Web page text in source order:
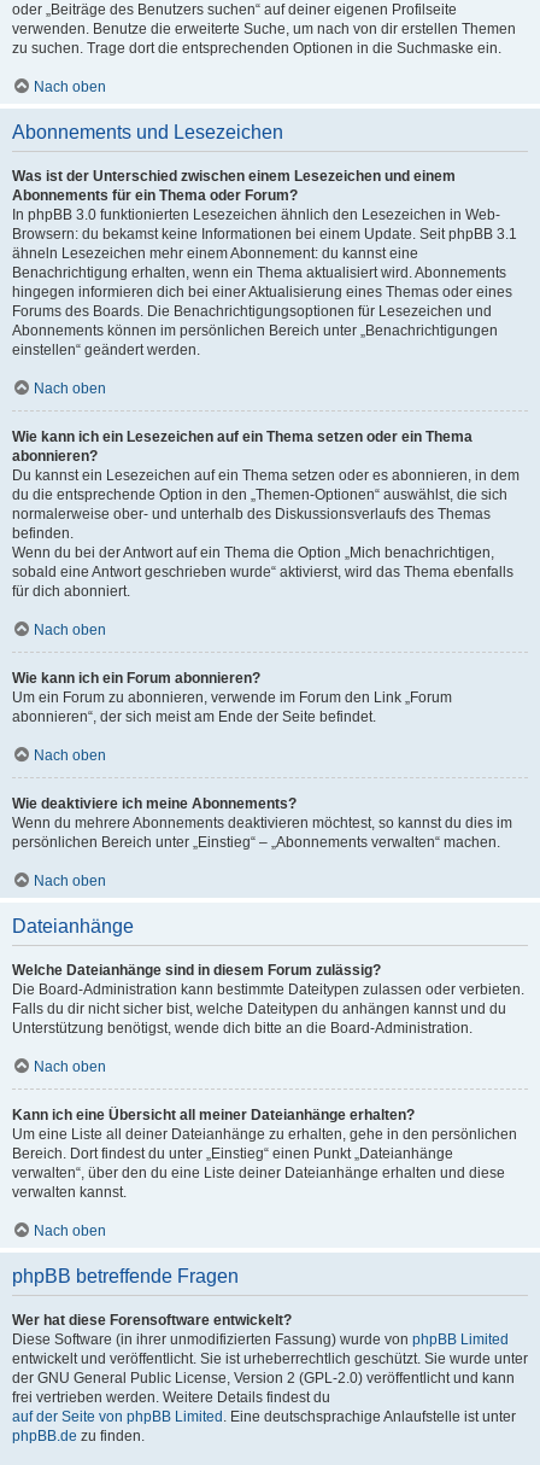
oder „Beiträge des Benutzers suchen“ auf deiner eigenen Profilseite
verwenden. Benutze die erweiterte Suche, um nach von dir erstellen Themen
zu suchen. Trage dort die entsprechenden Optionen in die Suchmaske ein.
Nach oben
Abonnements und Lesezeichen
Was ist der Unterschied zwischen einem Lesezeichen und einem
Abonnements für ein Thema oder Forum?
In phpBB 3.0 funktionierten Lesezeichen ähnlich den Lesezeichen in Web-
Browsern: du bekamst keine Informationen bei einem Update. Seit phpBB 3.1
ähneln Lesezeichen mehr einem Abonnement: du kannst eine
Benachrichtigung erhalten, wenn ein Thema aktualisiert wird. Abonnements
hingegen informieren dich bei einer Aktualisierung eines Themas oder eines
Forums des Boards. Die Benachrichtigungsoptionen für Lesezeichen und
Abonnements können im persönlichen Bereich unter „Benachrichtigungen
einstellen“ geändert werden.
Nach oben
Wie kann ich ein Lesezeichen auf ein Thema setzen oder ein Thema
abonnieren?
Du kannst ein Lesezeichen auf ein Thema setzen oder es abonnieren, in dem
du die entsprechende Option in den „Themen-Optionen“ auswählst, die sich
normalerweise ober- und unterhalb des Diskussionsverlaufs des Themas
befinden.
Wenn du bei der Antwort auf ein Thema die Option „Mich benachrichtigen,
sobald eine Antwort geschrieben wurde“ aktivierst, wird das Thema ebenfalls
für dich abonniert.
Nach oben
Wie kann ich ein Forum abonnieren?
Um ein Forum zu abonnieren, verwende im Forum den Link „Forum
abonnieren“, der sich meist am Ende der Seite befindet.
Nach oben
Wie deaktiviere ich meine Abonnements?
Wenn du mehrere Abonnements deaktivieren möchtest, so kannst du dies im
persönlichen Bereich unter „Einstieg“ – „Abonnements verwalten“ machen.
Nach oben
Dateianhänge
Welche Dateianhänge sind in diesem Forum zulässig?
Die Board-Administration kann bestimmte Dateitypen zulassen oder verbieten.
Falls du dir nicht sicher bist, welche Dateitypen du anhängen kannst und du
Unterstützung benötigst, wende dich bitte an die Board-Administration.
Nach oben
Kann ich eine Übersicht all meiner Dateianhänge erhalten?
Um eine Liste all deiner Dateianhänge zu erhalten, gehe in den persönlichen
Bereich. Dort findest du unter „Einstieg“ einen Punkt „Dateianhänge
verwalten“, über den du eine Liste deiner Dateianhänge erhalten und diese
verwalten kannst.
Nach oben
phpBB betreffende Fragen
Wer hat diese Forensoftware entwickelt?
Diese Software (in ihrer unmodifizierten Fassung) wurde von phpBB Limited
entwickelt und veröffentlicht. Sie ist urheberrechtlich geschützt. Sie wurde unter
der GNU General Public License, Version 2 (GPL-2.0) veröffentlicht und kann
frei vertrieben werden. Weitere Details findest du
auf der Seite von phpBB Limited . Eine deutschsprachige Anlaufstelle ist unter
phpBB.de zu finden.